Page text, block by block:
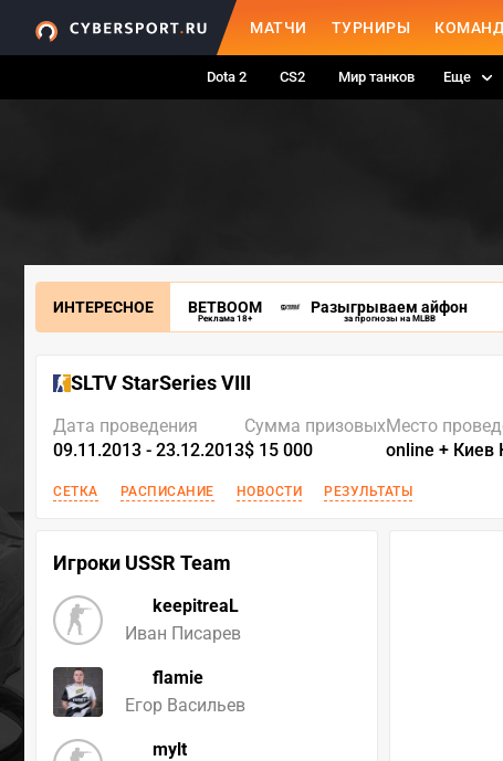
МАТЧИ ТУРНИРЫ
Dota 2 CS2 Мир танков Еще
ИНТЕРЕСНОЕ BETBOOM
Реклама 18+
Разыгрываем айфон
за прогнозы на MLBB
SLTV StarSeries VIII
Дата проведения
09.11.2013 - 23.12.2013
Сумма призовых
$ 15 000
Место
online + Киев
СЕТКА РАСПИСАНИЕ НОВОСТИ РЕЗУЛЬТАТЫ
Игроки USSR Team
keepitreaL
Иван Писарев
flamie
Егор Васильев
mylt